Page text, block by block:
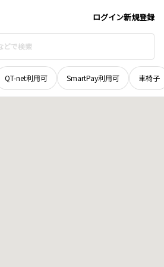
ログイン新規登録
QT-net利用可 SmartPay利用可 車椅子